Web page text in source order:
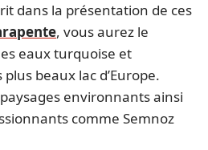
dans la présentation de ces
, vous aurez le
eaux turquoise et
beaux lac d’Europe.
environnants ainsi
comme Semnoz